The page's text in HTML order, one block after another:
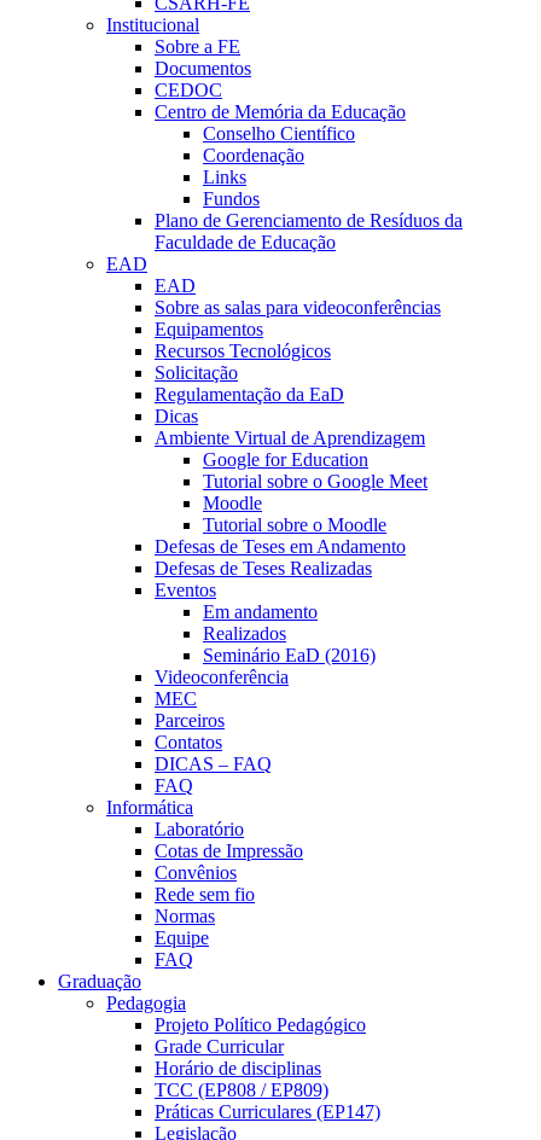
Institucional
Sobre a FE
Documentos
CEDOC
Centro de Memória da Educação
Conselho Científico
Coordenação
Links
Fundos
Plano de Gerenciamento de Resíduos da
Faculdade de Educação
EAD
EAD
Sobre as salas para videoconferências
Equipamentos
Recursos Tecnológicos
Solicitação
Regulamentação da EaD
Dicas
Ambiente Virtual de Aprendizagem
Google for Education
Tutorial sobre o Google Meet
Moodle
Tutorial sobre o Moodle
Defesas de Teses em Andamento
Defesas de Teses Realizadas
Eventos
Em andamento
Realizados
Seminário EaD (2016)
Videoconferência
MEC
Parceiros
Contatos
DICAS – FAQ
FAQ
Informática
Laboratório
Cotas de Impressão
Convênios
Rede sem fio
Normas
Equipe
FAQ
Graduação
Pedagogia
Projeto Político Pedagógico
Grade Curricular
Horário de disciplinas
TCC (EP808 / EP809)
Práticas Curriculares (EP147)
Legislação